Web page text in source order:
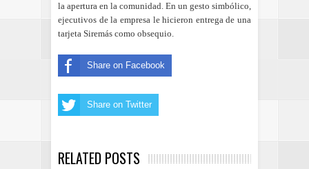
la apertura en la comunidad. En un gesto simbólico,
ejecutivos de la empresa le hicieron entrega de una
tarjeta Siremás como obsequio.
Share on Facebook
Share on Twitter
RELATED POSTS